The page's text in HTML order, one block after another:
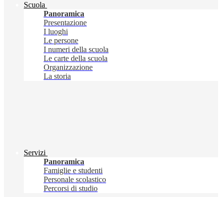
Scuola
Panoramica
Presentazione
I luoghi
Le persone
I numeri della scuola
Le carte della scuola
Organizzazione
La storia
Servizi
Panoramica
Famiglie e studenti
Personale scolastico
Percorsi di studio